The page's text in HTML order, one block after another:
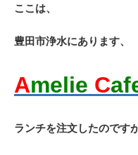
ここは、
豊田市浄水にあります、
Amelie C
ランチを注文したのですが